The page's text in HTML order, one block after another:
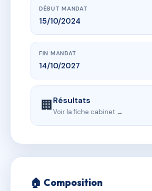
DÉBUT MANDAT
15/10/2024
FIN MANDAT
14/10/2027
🏢Résultats
Voir la fiche cabinet →
🏠 Composition